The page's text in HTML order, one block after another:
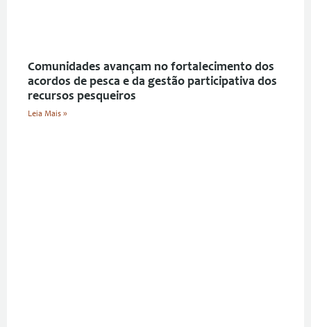
Comunidades avançam no fortalecimento dos
acordos de pesca e da gestão participativa dos
recursos pesqueiros
Leia Mais »